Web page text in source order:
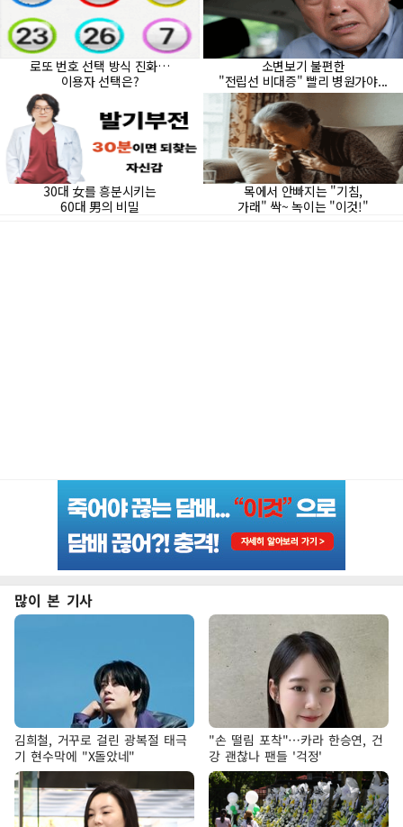
많이 본 기사
김희철, 거꾸로 걸린 광복절 태극
기 현수막에 "X돌았네"
"손 떨림 포착"…카라 한승연, 건
강 괜찮나 팬들 '걱정'